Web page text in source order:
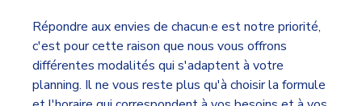
Répondre aux envies de chacun·e est notre priorité,
c'est pour cette raison que nous vous offrons
différentes modalités qui s'adaptent à votre
planning. Il ne vous reste plus qu'à choisir la formule